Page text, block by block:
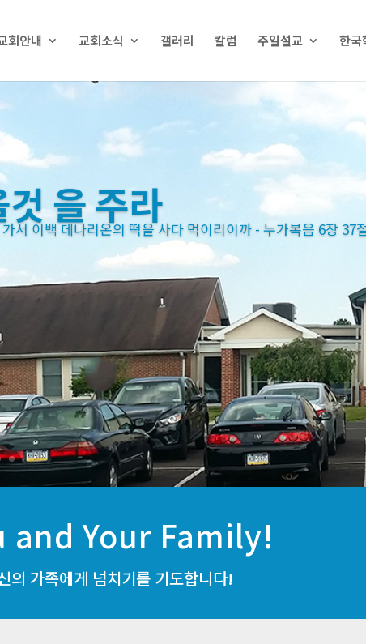
회안내 교회소식 갤러리 칼럼 주일설교 한국
을 주라
서 이백 데나리온의 떡을 사다 먹이리이까 - 누가복음 6장 37
이백 데나리온의 떡을 사다 먹이리이까 - 누가복음 6장 37절
and Your Family!
의 가족에게 넘치기를 기도합니다!